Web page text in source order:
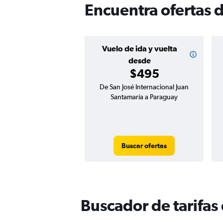
Encuentra ofertas
Vuelo de ida y vuelta
desde
$495
De San José Internacional Juan
Santamaría a Paraguay
Buscar ofertas
Buscador de